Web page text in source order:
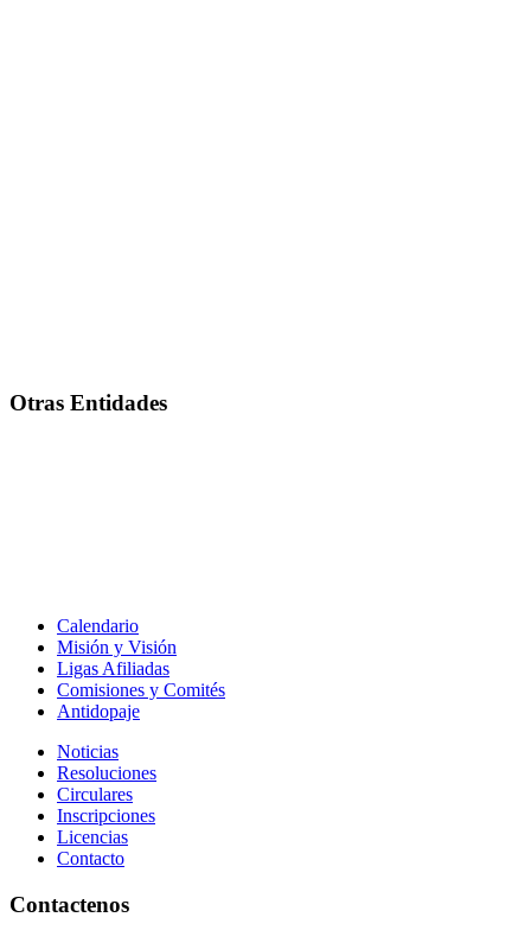
Otras Entidades
Calendario
Misión y Visión
Ligas Afiliadas
Comisiones y Comités
Antidopaje
Noticias
Resoluciones
Circulares
Inscripciones
Licencias
Contacto
Contactenos